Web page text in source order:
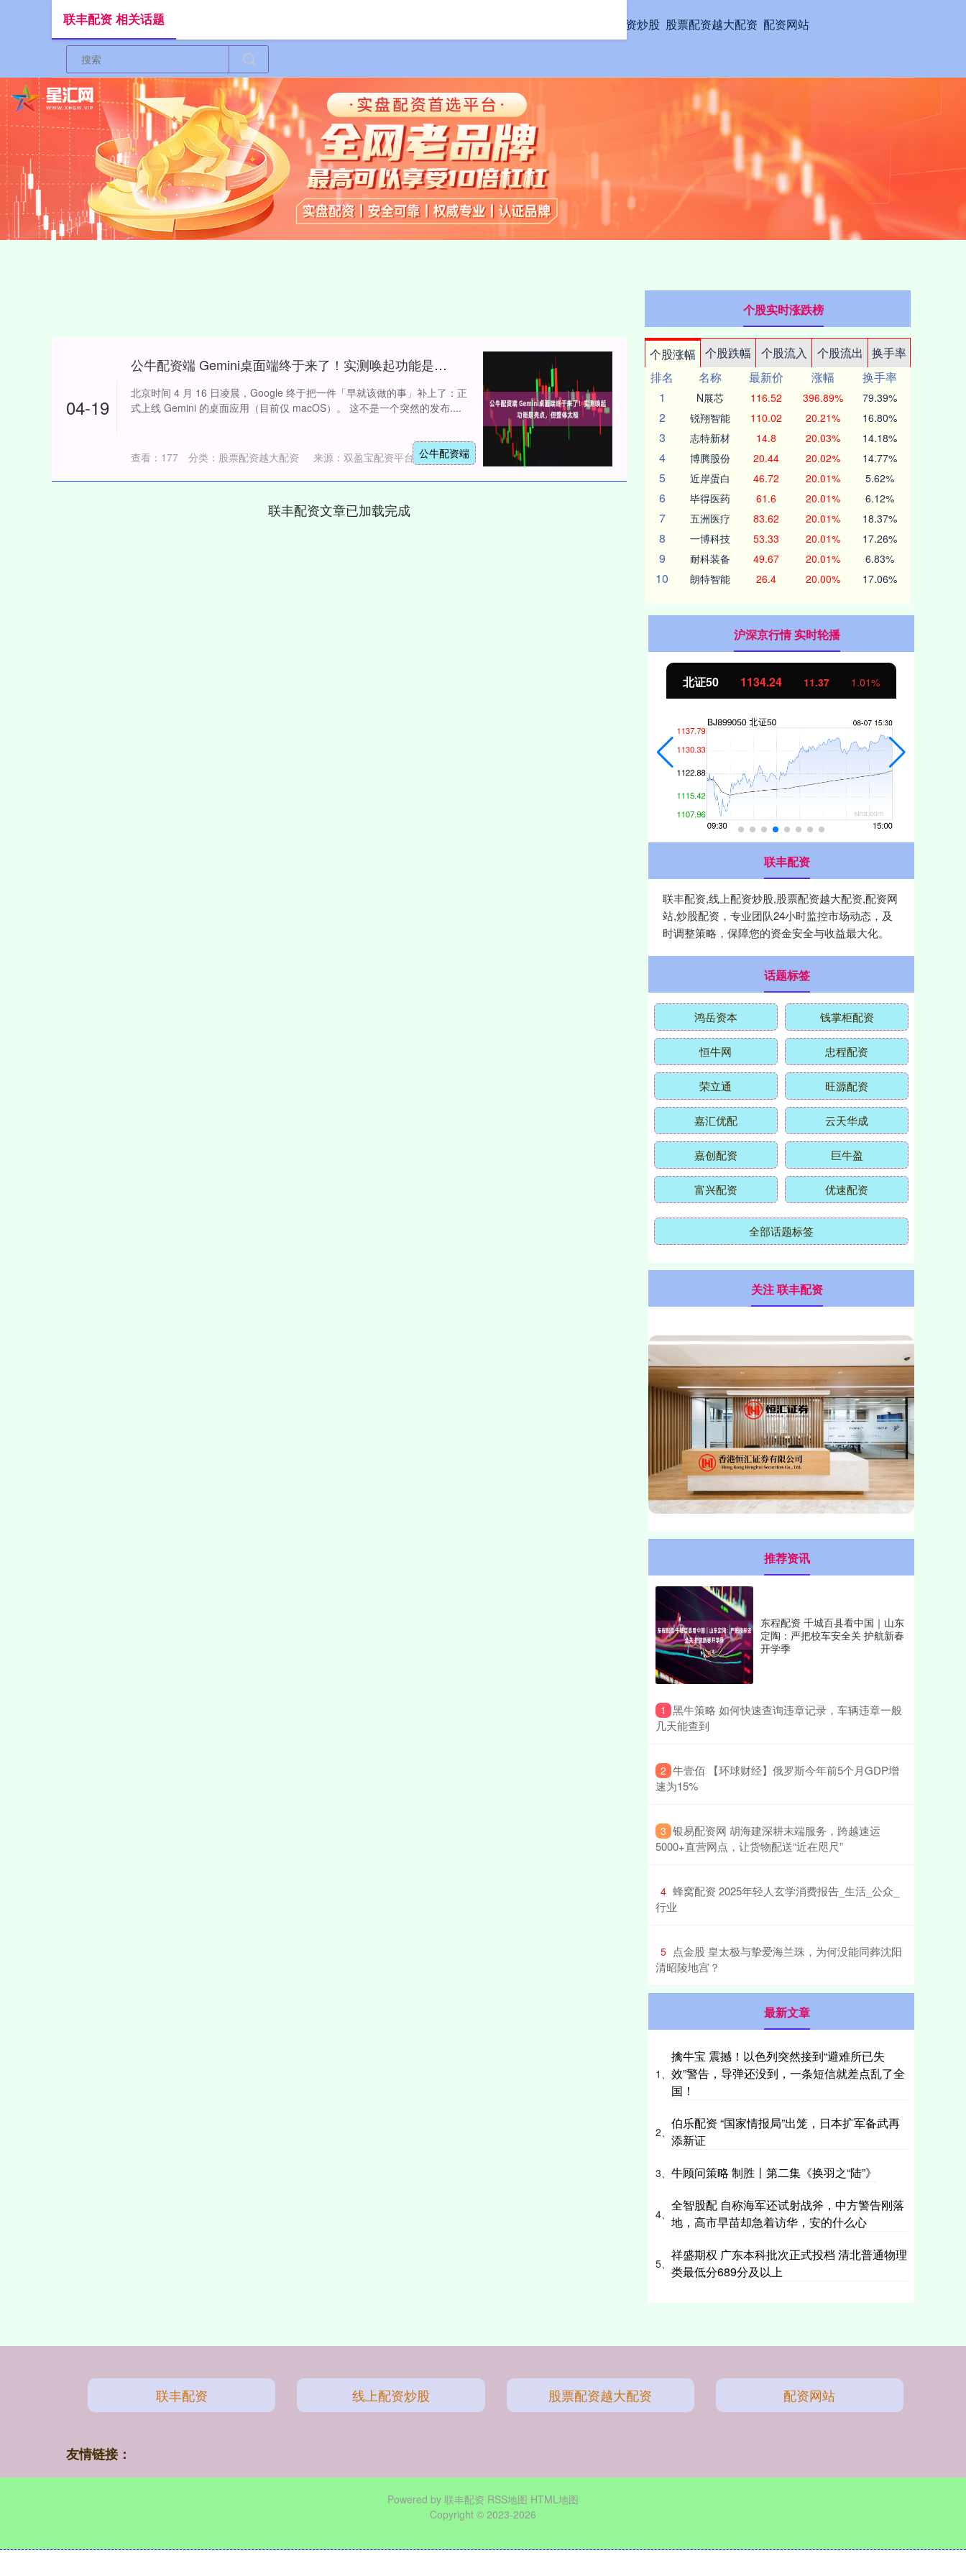
线上配资炒股 股票配资越大配资 配资网站
联丰配资 相关话题
04-19
公牛配资端 Gemini桌面端终于来了！实测唤起功能是亮点，但整体太糙
北京时间 4 月 16 日凌晨，Google 终于把一件「早就该做的事」补上了：正
式上线 Gemini 的桌面应用（目前仅 macOS）。 这不是一个突然的发布....
公牛配资端
来源：双盈宝配资平台
查看： 177 分类： 股票配资越大配资
联丰配资文章已加载完成
个股实时涨跌榜
个股涨幅 个股跌幅 个股流入 个股流出
换手率
排名
名称 最新价 涨幅
换手率
1
N展芯 116.52 396.89% 79.39%
2 锐翔智能 110.02 20.21% 16.80%
3 志特新材 14.8 20.03% 14.18%
4 博腾股份 20.44 20.02% 14.77%
5 近岸蛋白 46.72 20.01% 5.62%
6 毕得医药 61.6 20.01% 6.12%
7 五洲医疗 83.62 20.01% 18.37%
8 一博科技 53.33 20.01% 17.26%
9 耐科装备 49.67 20.01% 6.83%
10 朗特智能 26.4 20.00% 17.06%
沪深京行情 实时轮播
北证50 1134.24 11.37 1.01%
联丰配资
联丰配资,线上配资炒股,股票配资越大配资,配资网
站,炒股配资，专业团队24小时监控市场动态，及
时调整策略，保障您的资金安全与收益最大化。
话题标签
鸿岳资本 钱掌柜配资
恒牛网 忠程配资
荣立通 旺源配资
嘉汇优配 云天华成
嘉创配资 巨牛盈
富兴配资 优速配资
全部话题标签
关注 联丰配资
推荐资讯
东程配资 千城百县看中国｜山东
定陶：严把校车安全关 护航新春
开学季
1 ​黑牛策略 如何快速查询违章记录，车辆违章一般
几天能查到
2 ​牛壹佰 【环球财经】俄罗斯今年前5个月GDP增
速为15%
3 ​银易配资网 胡海建深耕末端服务，跨越速运
5000+直营网点，让货物配送“近在咫尺”
4 ​蜂窝配资 2025年轻人玄学消费报告_生活_公众_
行业
5 ​点金股 皇太极与挚爱海兰珠，为何没能同葬沈阳
清昭陵地宫？
最新文章
1、
擒牛宝 震撼！以色列突然接到“避难所已失
效”警告，导弹还没到，一条短信就差点乱了全
国！
2、
伯乐配资 “国家情报局”出笼，日本扩军备武再
添新证
3、 牛顾问策略 制胜丨第二集《换羽之“陆”》
4、
全智股配 自称海军还试射战斧，中方警告刚落
地，高市早苗却急着访华，安的什么心
5、
祥盛期权 广东本科批次正式投档 清北普通物理
类最低分689分及以上
联丰配资 线上配资炒股 股票配资越大配资 配资网站
友情链接：
Powered by 联丰配资 RSS地图 HTML地图
Copyright © 2023-2026